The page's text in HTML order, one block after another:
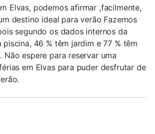
Elvas, podemos afirmar ,facilmente,
destino ideal para verão Fazemos
segundo os dados internos da
46 % têm jardim e 77 % têm
Não espere para reservar uma
em Elvas para puder desfrutar de